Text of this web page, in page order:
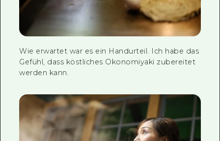
Wie erwartet war es ein Handurteil. Ich habe das
Gefühl, dass köstliches Okonomiyaki zubereitet
werden kann.